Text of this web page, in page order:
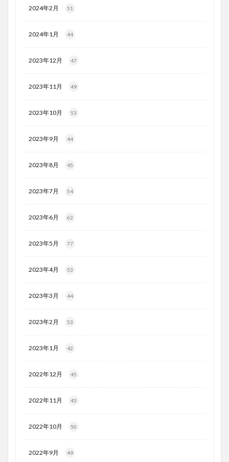
2024年2月 51
2024年1月 44
2023年12月 47
2023年11月 49
2023年10月 53
2023年9月 44
2023年8月 45
2023年7月 54
2023年6月 62
2023年5月 77
2023年4月 53
2023年3月 44
2023年2月 53
2023年1月 42
2022年12月 45
2022年11月 43
2022年10月 50
2022年9月 49